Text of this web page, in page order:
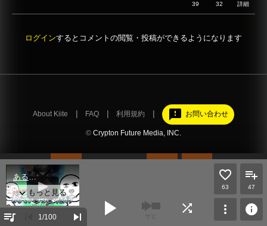
39 32 詳細
ログインするとコメントの閲覧・投稿ができるようになります
About Kiite FAQ 利用規約 feedback お問い合わせ
© Crypton Future Media, INC.
queue_music 1 /100 skip_next play_arrow サビ
shuffle
63 47
more_vert info